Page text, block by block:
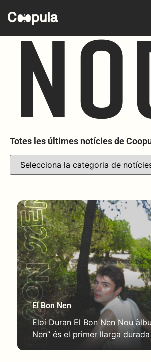
Totes les últimes notícies de
El Bon Nen
Eloi Duran El Bon Nen Nou
Nen” és el primer llarga durada